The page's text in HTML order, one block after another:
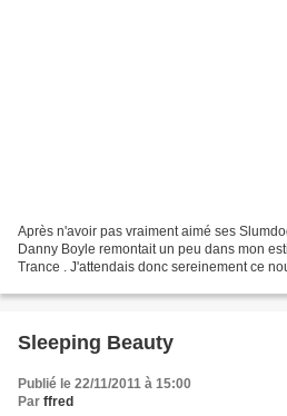
Après n'avoir pas vraiment aimé ses
Danny Boyle remontait un peu dans mon
Trance . J'attendais donc sereinement ce
Sleeping Beauty
Publié le 22/11/2011 à 15:00
Par ffred